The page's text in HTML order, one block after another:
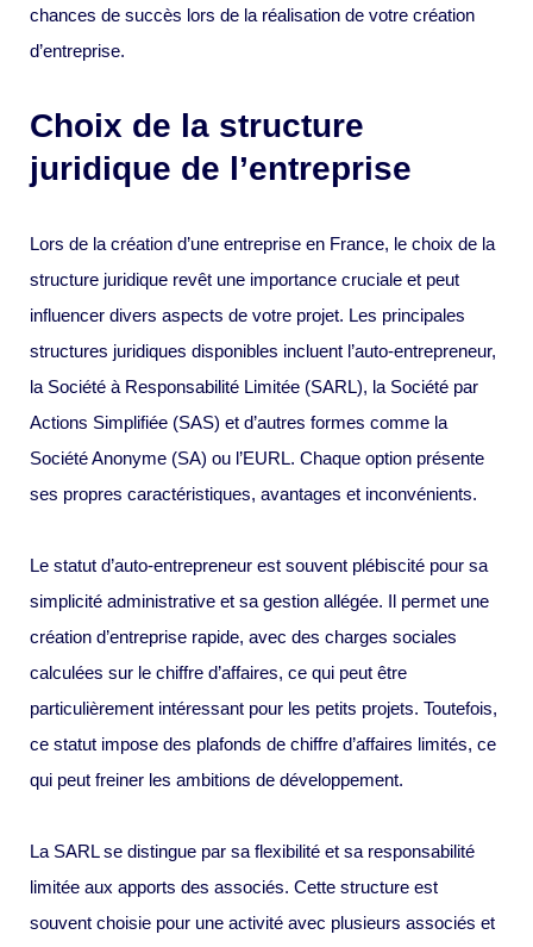
chances de succès lors de la réalisation de votre création
d’entreprise.
Choix de la structure
juridique de l’entreprise
Lors de la création d’une entreprise en France, le choix de la
structure juridique revêt une importance cruciale et peut
influencer divers aspects de votre projet. Les principales
structures juridiques disponibles incluent l’auto-entrepreneur,
la Société à Responsabilité Limitée (SARL), la Société par
Actions Simplifiée (SAS) et d’autres formes comme la
Société Anonyme (SA) ou l’EURL. Chaque option présente
ses propres caractéristiques, avantages et inconvénients.
Le statut d’auto-entrepreneur est souvent plébiscité pour sa
simplicité administrative et sa gestion allégée. Il permet une
création d’entreprise rapide, avec des charges sociales
calculées sur le chiffre d’affaires, ce qui peut être
particulièrement intéressant pour les petits projets. Toutefois,
ce statut impose des plafonds de chiffre d’affaires limités, ce
qui peut freiner les ambitions de développement.
La SARL se distingue par sa flexibilité et sa responsabilité
limitée aux apports des associés. Cette structure est
souvent choisie pour une activité avec plusieurs associés et